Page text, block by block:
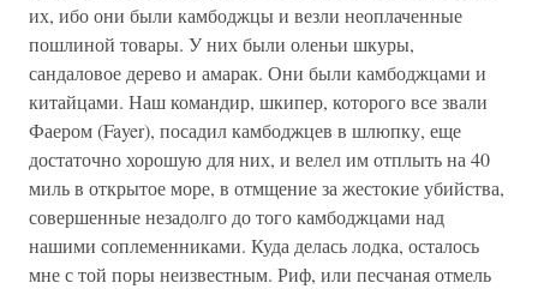
их, ибо они были камбоджцы и везли неоплаченные
пошлиной товары. У них были оленьи шкуры,
сандаловое дерево и амарак. Они были камбоджцами и
китайцами. Наш командир, шкипер, которого все звали
Фаером (Fayer), посадил камбоджцев в шлюпку, еще
достаточно хорошую для них, и велел им отплыть на 40
миль в открытое море, в отмщение за жестокие убийства,
совершенные незадолго до того камбоджцами над
нашими соплеменниками. Куда делась лодка, осталось
мне с той поры неизвестным. Риф, или песчаная отмель